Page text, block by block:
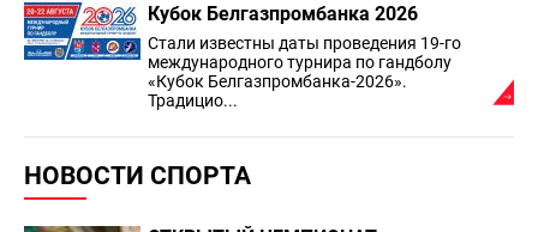
Кубок Белгазпромбанка 2026
Стали известны даты проведения 19-го
международного турнира по гандболу
«Кубок Белгазпромбанка-2026».
Традицио...
НОВОСТИ СПОРТА